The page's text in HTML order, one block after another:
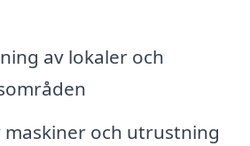
av lokaler och
maskiner och utrustning